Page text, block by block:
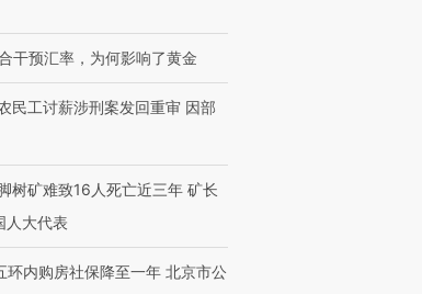
视线｜被称为“蟑螂”的印
度Z世代 用街头抗争将教
育部长拱下台
机”？难民潮撕裂西班牙
飞地休达
干预汇率，为何影响了黄金
民工讨薪涉刑案发回重审 因部
树矿难致16人死亡近三年 矿长
人大代表
环内购房社保降至一年 北京市公